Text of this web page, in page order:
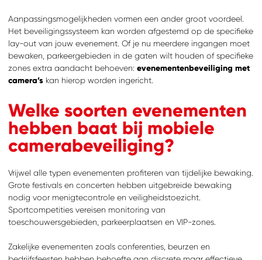
Aanpassingsmogelijkheden vormen een ander groot voordeel.
Het beveiligingssysteem kan worden afgestemd op de specifieke
lay-out van jouw evenement. Of je nu meerdere ingangen moet
bewaken, parkeergebieden in de gaten wilt houden of specifieke
zones extra aandacht behoeven: evenementenbeveiliging met
camera’s kan hierop worden ingericht.
Welke soorten evenementen
hebben baat bij mobiele
camerabeveiliging?
Vrijwel alle typen evenementen profiteren van tijdelijke bewaking.
Grote festivals en concerten hebben uitgebreide bewaking
nodig voor menigtecontrole en veiligheidstoezicht.
Sportcompetities vereisen monitoring van
toeschouwersgebieden, parkeerplaatsen en VIP-zones.
Zakelijke evenementen zoals conferenties, beurzen en